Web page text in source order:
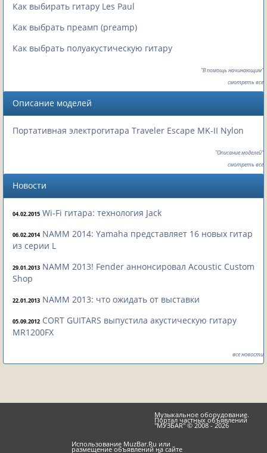
Как выбирать гитару Les Paul
Как выбрать преамп (preamp)
Как выбрать полуакустическую гитару
"В помощь начинающим"
смотреть все
Описание моделей
Портативная электрогитара Traveler Escape MK-II Nylon
"Описание моделей"
смотреть все
Новости
04.02.2015 Wi-Fi гитара: технология Jack
06.02.2014 NAMM 2014: Yamaha представляет 16 новых гитар
из серии L
29.01.2013 NAMM 2013! Fender аннонсировал Acoustic Custom
Shop
22.01.2013 NAMM 2013: что ожидать от выставки
05.09.2012 CORT GUITARS выпустила акустическую гитару
MR1200FX
все новости
Музыкальное оборудование.
Портал частных объявлений
"МУЗБАR" © 2008 - 2026
Использование MuzBar.Ru или
размещение объявлений на сайте